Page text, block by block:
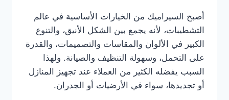
أصبح السيراميك من الخيارات الأساسية في عالم
التشطيبات، لأنه يجمع بين الشكل الأنيق، والتنوع
الكبير في الألوان والمقاسات والتصميمات، والقدرة
على التحمل، وسهولة التنظيف والصيانة. ولهذا
السبب يفضله الكثير من العملاء عند تجهيز المنازل
أو تجديدها، سواء في الأرضيات أو الجدران.